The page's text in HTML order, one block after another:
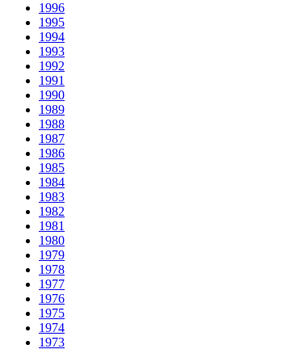
1996
1995
1994
1993
1992
1991
1990
1989
1988
1987
1986
1985
1984
1983
1982
1981
1980
1979
1978
1977
1976
1975
1974
1973